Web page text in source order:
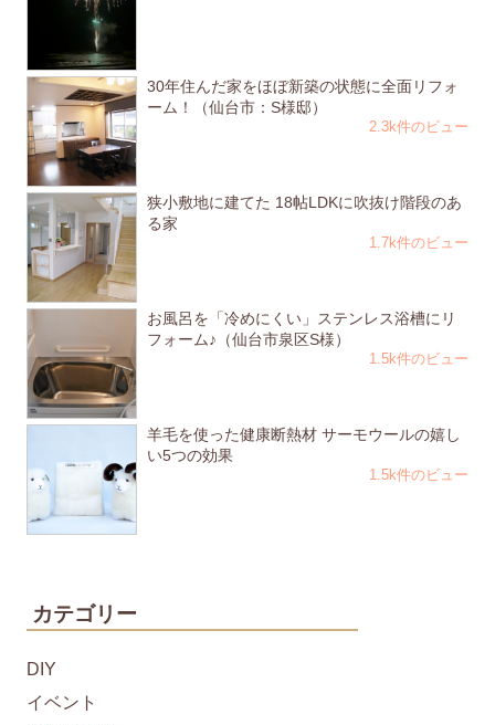
30年住んだ家をほぼ新築の状態に全面リフォ
ーム！（仙台市：S様邸）
2.3k件のビュー
狭小敷地に建てた 18帖LDKに吹抜け階段のあ
る家
1.7k件のビュー
お風呂を「冷めにくい」ステンレス浴槽にリ
フォーム♪（仙台市泉区S様）
1.5k件のビュー
羊毛を使った健康断熱材 サーモウールの嬉し
い5つの効果
1.5k件のビュー
カテゴリー
DIY
イベント